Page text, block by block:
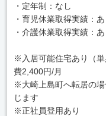
・定年制：なし
・育児休業取得実績：あ
・介護休業取得実績：あ
※入居可能住宅あり（
費2,400円/月
※大崎上島町へ転居の
じます
※正社員登用あり